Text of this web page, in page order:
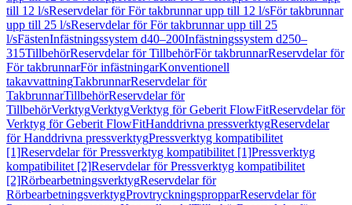
till 12 l/sReservdelar för För takbrunnar upp till 12 l/sFör takbrunnar
upp till 25 l/sReservdelar för För takbrunnar upp till 25
l/sFästenInfästningssystem d40–200Infästningssystem d250–
315TillbehörReservdelar för TillbehörFör takbrunnarReservdelar för
För takbrunnarFör infästningarKonventionell
takavvattningTakbrunnarReservdelar för
TakbrunnarTillbehörReservdelar för
TillbehörVerktygVerktygVerktyg för Geberit FlowFitReservdelar för
Verktyg för Geberit FlowFitHanddrivna pressverktygReservdelar
för Handdrivna pressverktygPressverktyg kompatibilitet
[1]Reservdelar för Pressverktyg kompatibilitet [1]Pressverktyg
kompatibilitet [2]Reservdelar för Pressverktyg kompatibilitet
[2]RörbearbetningsverktygReservdelar för
RörbearbetningsverktygProvtryckningspropparReservdelar för